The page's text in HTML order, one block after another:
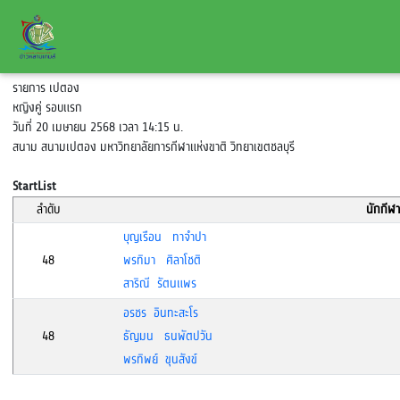
รายการ เปตอง
หญิงคู่ รอบแรก
วันที่ 20 เมษายน 2568 เวลา 14:15 น.
สนาม สนามเปตอง มหาวิทยาลัยการกีฬาแห่งขาติ วิทยาเขตชลบุรี
StartList
ลำดับ
นักกีฬา
48
บุญเรือน ทาจำปา
พรทิมา ศิลาโชติ
สาริณี รัตนแพร
48
อรชร อินทะสะโร
ธัญมน ธนพัตปวัน
พรทิพย์ ขุนสังข์